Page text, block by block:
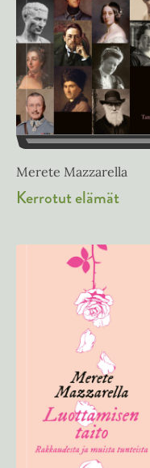
Merete Mazzarella
Kerrotut elämät